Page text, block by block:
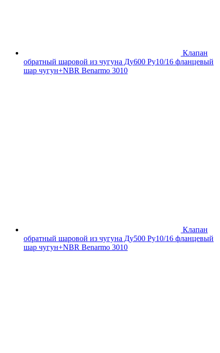
Клапан
обратный шаровой из чугуна Ду600 Ру10/16 фланцевый
шар чугун+NBR Benarmo 3010
Клапан
обратный шаровой из чугуна Ду500 Ру10/16 фланцевый
шар чугун+NBR Benarmo 3010